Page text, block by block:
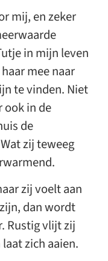
mij, en zeker
in mijn leven
mee naar
te vinden. Niet
ook in de
de
zij teweeg
zij voelt aan
dan wordt
Rustig vlijt zij
zich aaien.